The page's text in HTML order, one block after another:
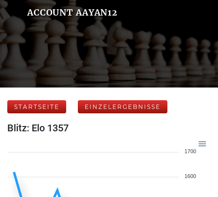
ACCOUNT AAYAN12
STARTSEITE EINZELERGEBNISSE
Blitz: Elo 1357
1700
1600